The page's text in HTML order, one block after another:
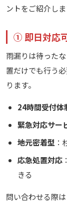
ントをご紹介しま
① 即日対応
雨漏りは待った
置だけでも行う
ります。
24時間受付体
緊急対応サー
地元密着型
応急処置対応
きる
問い合わせる際